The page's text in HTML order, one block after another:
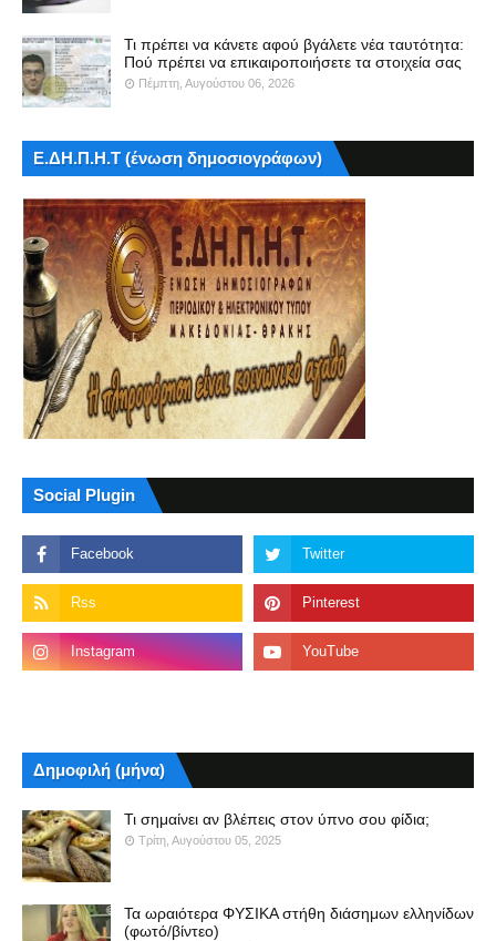
Τι πρέπει να κάνετε αφού βγάλετε νέα ταυτότητα:
Πού πρέπει να επικαιροποιήσετε τα στοιχεία σας
Πέμπτη, Αυγούστου 06, 2026
Ε.ΔΗ.Π.Η.Τ (ένωση δημοσιογράφων)
Social Plugin
Δημοφιλή (μήνα)
Τι σημαίνει αν βλέπεις στον ύπνο σου φίδια;
Τρίτη, Αυγούστου 05, 2025
Τα ωραιότερα ΦΥΣΙΚΑ στήθη διάσημων ελληνίδων
(φωτό/βίντεο)